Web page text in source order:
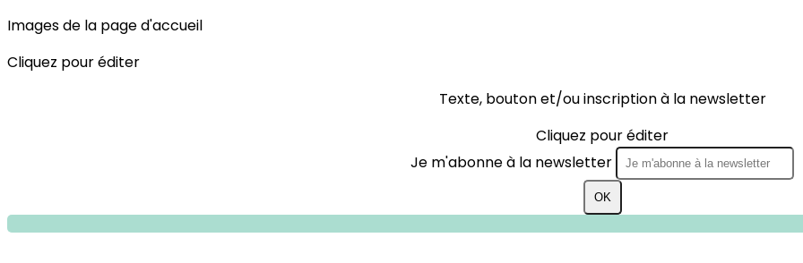
Images de la page d'accueil
Cliquez pour éditer
Texte, bouton et/ou inscription à la newsletter
Cliquez pour éditer
Je m'abonne à la newsletter
OK